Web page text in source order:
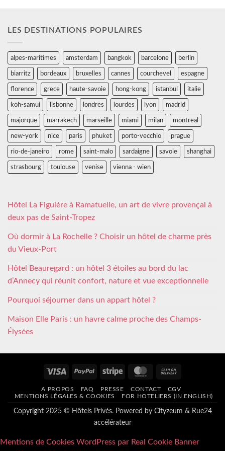
LES DESTINATIONS POPULAIRES
alpes-maritimes amsterdam bangkok barcelone berlin
biarritz bordeaux bruxelles cannes courchevel espagne
florence grece haute-savoie hong-kong istanbul italie
koh-samui lisbonne londres lourdes lyon madrid
majorque marrakech marseille miami milan montreal
new-york nice paris phuket porto-vecchio prague
rio-de-janeiro rome saint-malo sardaigne savoie shanghai
strasbourg toulouse venise vienna - wien
Hôtel La Figuière à Ramatuelle, un art de vivre provençal à
deux pas de Saint-Tropez
Où dormir à La Rochelle ? Choisir un hôtel de charme près
du Vieux-Port
Hôtel Beauregard : un hôtel 3 étoiles au bord du lac
d’Annecy qui réunit confort, nature et vue exceptionnelle
Pourquoi séjourner dans un appart hôtel ?
Maison Elle Paris : un havre calme proche des Champs-
Élysées
Visa PayPal Stripe MasterCard
Delivery
A PROPOS FAQ PRESSE CONTACT
CGV
MENTIONS LÉGALES & COOKIES
FOR HOTELIERS (IN ENGLISH)
Copyright 2025 © Hôtels Privés. Powered by Cityzeum & Rue24
accélérateur
Mentions de Cookies WordPress par Real Cookie Banner